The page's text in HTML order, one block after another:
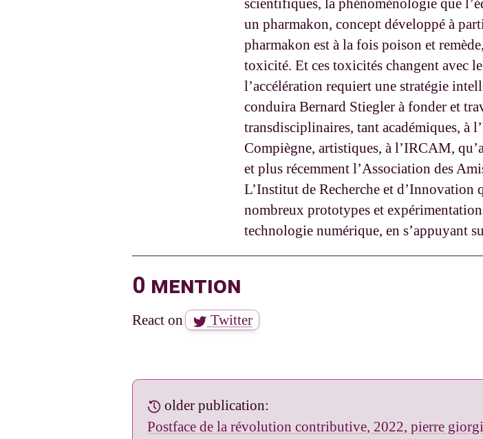
scientifiques, la phénoménologie que
un pharmakon, concept développé à
pharmakon est à la fois poison et
toxicité. Et ces toxicités changent avec
l’accélération requiert une stratégie
conduira Bernard Stiegler à fonder et
transdisciplinaires, tant académiques, à
Compiègne, artistiques, à l’IRCAM,
et plus récemment l’Association des
L’Institut de Recherche et d’Innovation
nombreux prototypes et
technologie numérique, en s’appuyant
0 mention
React on Twitter
older publication:
Postface de la révolution contributive, 2022, pierre